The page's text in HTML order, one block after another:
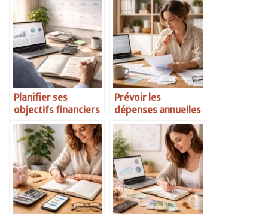
Planifier ses
objectifs financiers
sur 5 ans
Prévoir les
dépenses annuelles
importantes